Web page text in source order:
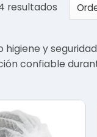
resultados
y
confiable